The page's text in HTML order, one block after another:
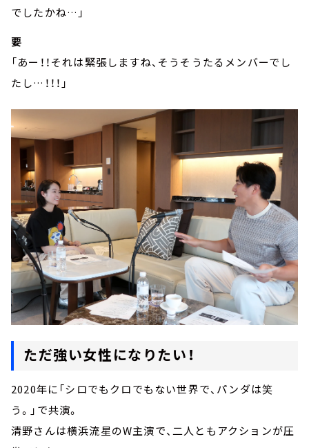
でしたかね…」
要
「あー！！それは緊張しますね、そうそうたるメンバーでし
たし…！！！」
ただ強い女性になりたい！
2020年に「シロでもクロでもない世界で、パンダは笑
う。」で共演。
清野さんは横浜流星のW主演で、二人ともアクションが圧